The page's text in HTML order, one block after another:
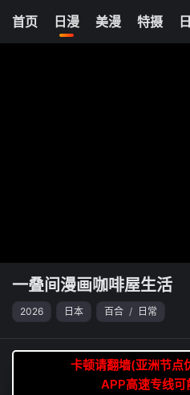
首页 日漫 美漫 特摄
一叠间漫画咖啡屋生活
2026 日本 百合 / 日常
卡顿请翻墙(亚洲节点
APP高速专线可